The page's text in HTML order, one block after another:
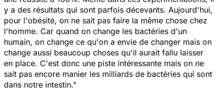
y a des résultats qui sont parfois décevants. Aujourd'hui,
pour l'obésité, on ne sait pas faire la même chose chez
l'homme. Car quand on change les bactéries d'un
humain, on change ce qu'on a envie de changer mais on
change aussi beaucoup choses qu'il aurait fallu laisser
en place. C'est donc une piste intéressante mais on ne
sait pas encore manier les milliards de bactéries qui sont
dans notre intestin."